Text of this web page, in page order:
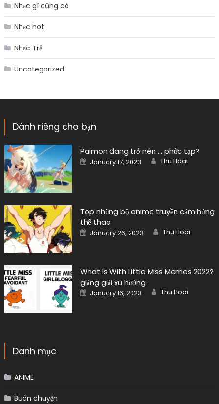
Nhạc gì cũng có
Nhạc hot
Nhạc Trẻ
Uncategorized
Dành riêng cho bạn
Paimon đang trở nên … phức tạp?
Posted
on
January 17, 2023 Author
Thu Hoai
Top những bộ anime truyền cảm hứng
thể thao
Posted
on
January 26, 2023 Author
Thu Hoai
What Is With Little Miss Memes 2022?
giảng giải xu hướng
Posted
on
January 16, 2023 Author
Thu Hoai
Danh mục
ANIME
Buôn chuyện